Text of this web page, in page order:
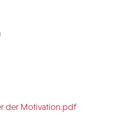
der Motivation.pdf